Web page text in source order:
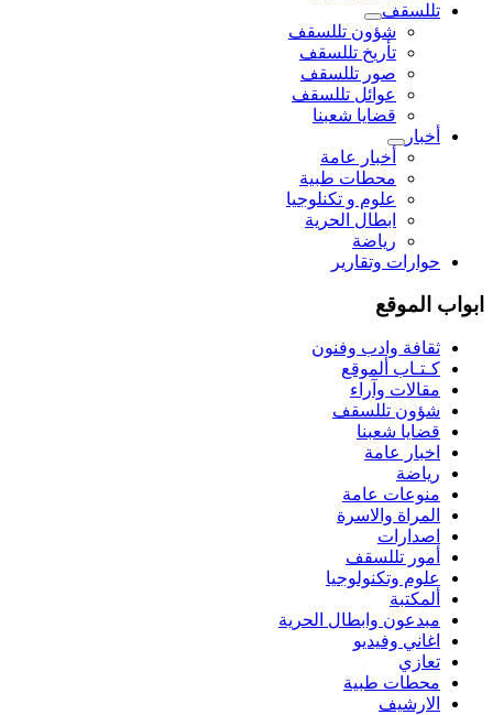
تللسقف
شؤون تللسقف
تأريخ تللسقف
صور تللسقف
عوائل تللسقف
قضايا شعبنا
أخبار
أخبار عامة
محطات طبية
علوم و تکنلوجیا
ابطال الحرية
رياضة
حوارات وتقارير
ابواب الموقع
ثقافة وادب وفنون
كـتـاب ألموقع
مقالات وآراء
شؤون تللسقف
قضايا شعبنا
اخبار عامة
رياضة
منوعات عامة
المراة والاسرة
اصدارات
أمور تللسقف
علوم وتكنولوجيا
ألمكتبة
مبدعون وابطال الحرية
اغاني وفيديو
تعازي
محطات طبية
الارشيف